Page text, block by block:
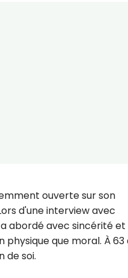
ouverte sur son
d'une interview avec
a abordé avec sincérité et
que moral. À 63
de soi.